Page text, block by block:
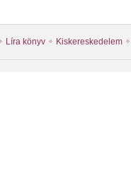
Líra könyv Kiskereskedelem